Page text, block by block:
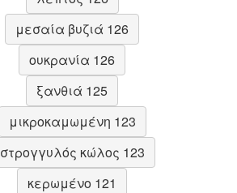
μεσαία βυζιά 126
ουκρανία 126
ξανθιά 125
μικροκαμωμένη 123
στρογγυλός κώλος 123
κερωμένο 121